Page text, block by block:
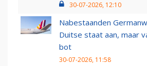
30-07-2026, 12:10
Nabestaanden
Duitse staat aan, maar
bot
30-07-2026, 11:58